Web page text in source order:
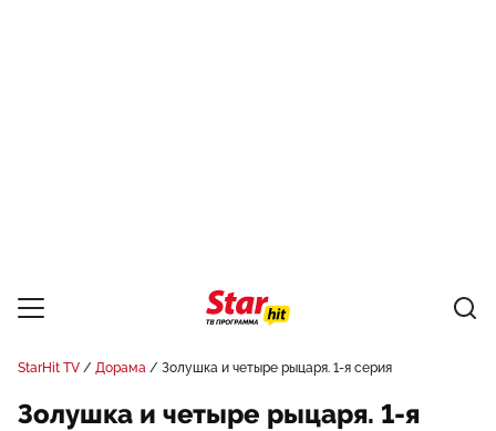
StarHit TV Дорама Золушка и четыре рыцаря. 1-я серия
Золушка и четыре рыцаря. 1-я